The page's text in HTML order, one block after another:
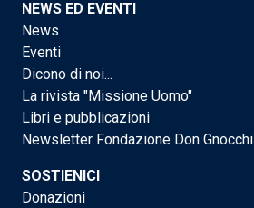
NEWS ED EVENTI
News
Eventi
Dicono di noi...
La rivista "Missione Uomo"
Libri e pubblicazioni
Newsletter Fondazione Don Gnocchi
SOSTIENICI
Donazioni